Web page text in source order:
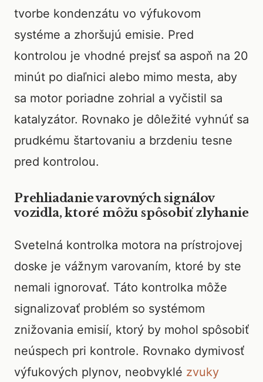
tvorbe kondenzátu vo výfukovom
systéme a zhoršujú emisie. Pred
kontrolou je vhodné prejsť sa aspoň na 20
minút po diaľnici alebo mimo mesta, aby
sa motor poriadne zohrial a vyčistil sa
katalyzátor. Rovnako je dôležité vyhnúť sa
prudkému štartovaniu a brzdeniu tesne
pred kontrolou.
Prehliadanie varovných signálov
vozidla, ktoré môžu spôsobiť zlyhanie
Svetelná kontrolka motora na prístrojovej
doske je vážnym varovaním, ktoré by ste
nemali ignorovať. Táto kontrolka môže
signalizovať problém so systémom
znižovania emisií, ktorý by mohol spôsobiť
neúspech pri kontrole. Rovnako dymivosť
výfukových plynov, neobvyklé zvuky